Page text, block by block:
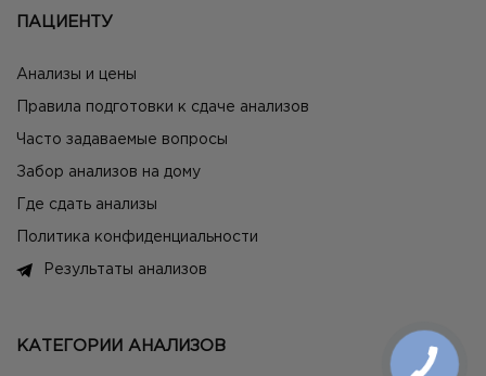
ПАЦИЕНТУ
Анализы и цены
Правила подготовки к сдаче анализов
Часто задаваемые вопросы
Забор анализов на дому
Где сдать анализы
Политика конфиденциальности
Результаты анализов
КАТЕГОРИИ АНАЛИЗОВ